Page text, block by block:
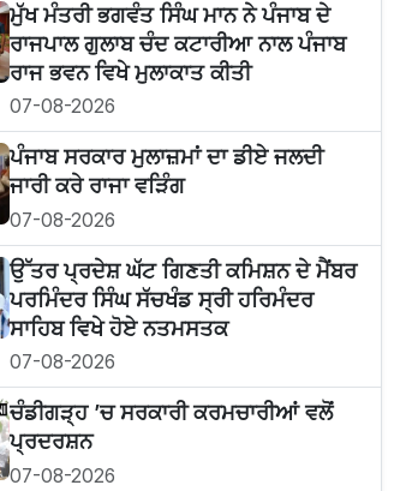
ਮੁੱਖ ਮੰਤਰੀ ਭਗਵੰਤ ਸਿੰਘ ਮਾਨ ਨੇ ਪੰਜਾਬ ਦੇ
ਰਾਜਪਾਲ ਗੁਲਾਬ ਚੰਦ ਕਟਾਰੀਆ ਨਾਲ ਪੰਜਾਬ
ਰਾਜ ਭਵਨ ਵਿਖੇ ਮੁਲਾਕਾਤ ਕੀਤੀ
07-08-2026
ਪੰਜਾਬ ਸਰਕਾਰ ਮੁਲਾਜ਼ਮਾਂ ਦਾ ਡੀਏ ਜਲਦੀ
ਜਾਰੀ ਕਰੇ ਰਾਜਾ ਵੜਿੰਗ
07-08-2026
ਉੱਤਰ ਪ੍ਰਦੇਸ਼ ਘੱਟ ਗਿਣਤੀ ਕਮਿਸ਼ਨ ਦੇ ਮੈਂਬਰ
ਪਰਮਿੰਦਰ ਸਿੰਘ ਸੱਚਖੰਡ ਸ੍ਰੀ ਹਰਿਮੰਦਰ
ਸਾਹਿਬ ਵਿਖੇ ਹੋਏ ਨਤਮਸਤਕ
07-08-2026
ਚੰਡੀਗੜ੍ਹ ’ਚ ਸਰਕਾਰੀ ਕਰਮਚਾਰੀਆਂ ਵਲੋਂ
ਪ੍ਰਦਰਸ਼ਨ
07-08-2026